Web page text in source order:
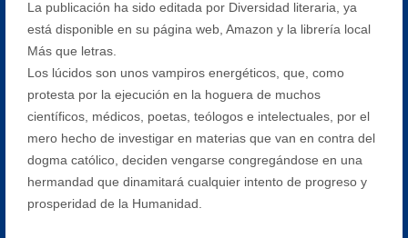
La publicación ha sido editada por Diversidad literaria, ya
está disponible en su página web, Amazon y la librería local
Más que letras.
Los lúcidos son unos vampiros energéticos, que, como
protesta por la ejecución en la hoguera de muchos
científicos, médicos, poetas, teólogos e intelectuales, por el
mero hecho de investigar en materias que van en contra del
dogma católico, deciden vengarse congregándose en una
hermandad que dinamitará cualquier intento de progreso y
prosperidad de la Humanidad.